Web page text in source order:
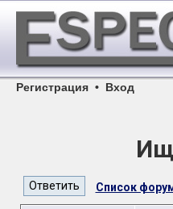
Регистрация • Вход
Список